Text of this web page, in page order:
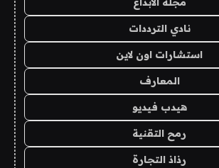
نادي الترددات
استشارات اون لاين
المعارف
هيدب فيديو
رمح التقنية
رذاذ التجارة